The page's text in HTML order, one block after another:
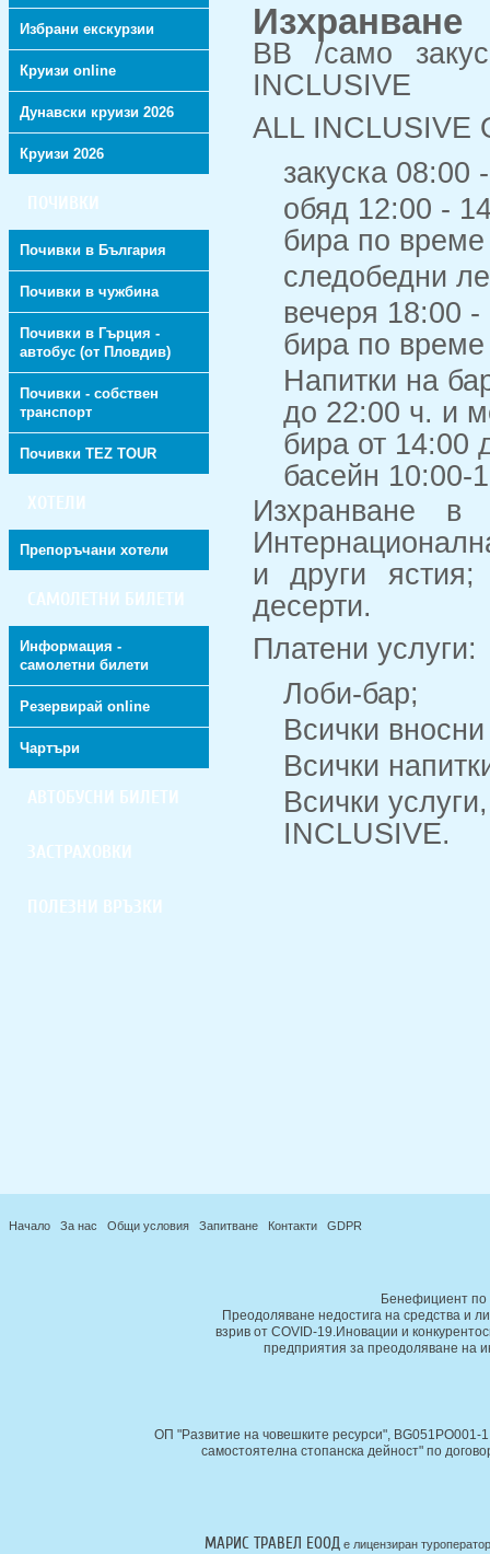
Избрани екскурзии
Круизи online
Дунавски круизи 2026
Круизи 2026
ПОЧИВКИ
Почивки в България
Почивки в чужбина
Почивки в Гърция -
автобус (от Пловдив)
Почивки - собствен
транспорт
Почивки TEZ TOUR
ХОТЕЛИ
Препоръчани хотели
САМОЛЕТНИ БИЛЕТИ
Информация -
самолетни билети
Резервирай online
Чартъри
АВТОБУСНИ БИЛЕТИ
ЗАСТРАХОВКИ
ПОЛЕЗНИ ВРЪЗКИ
Изхранване
ВВ /само
INCLUSIVE
ALL
закуска 08:00
обяд 12:00 -
бира по
следобедни
вечеря 18:00
бира по
Напитки на
до 22:00 ч. и
бира от 14:00
басейн
Изхранване в
и други
десерти.
Платени услуги:
Лоби-бар;
Всички
Всички
Всички
INCLUSIVE.
Начало За нас Общи условия Запитване Контакти GDPR
Бенефициент по
Преодоляване недостига на средства и
взрив от COVID-19.Иновации и
предприятия за преодоляване на
ОП "Развитие на човешките ресурси", BG051PO001-
самостоятелна стопанска дейност" по
МАРИС ТРАВЕЛ ЕООД е лицензиран